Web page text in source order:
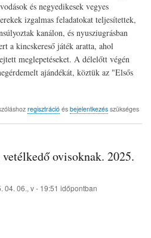
és negyedikesek vegyes
izgalmas feladatokat teljesítettek,
kanálon, és nyusziugrásban
a kincskereső játék aratta, ahol
meglepetéseket. A délelőtt végén
ajándékát, köztük az "Elsős
regisztrációés bejelentkezésszükséges
ovisoknak. 2025.
04. 06., v - 19:51 időpontban